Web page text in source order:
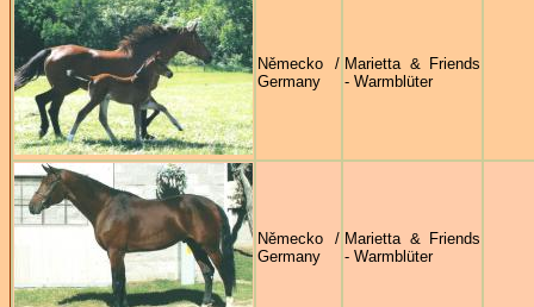
Německo /
Germany
Marietta & Friends
- Warmblüter
Německo /
Germany
Marietta & Friends
- Warmblüter